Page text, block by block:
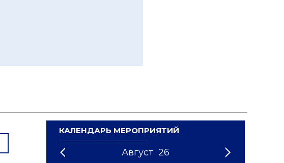
КАЛЕНДАРЬ МЕРОПРИЯТИЙ
Август 26